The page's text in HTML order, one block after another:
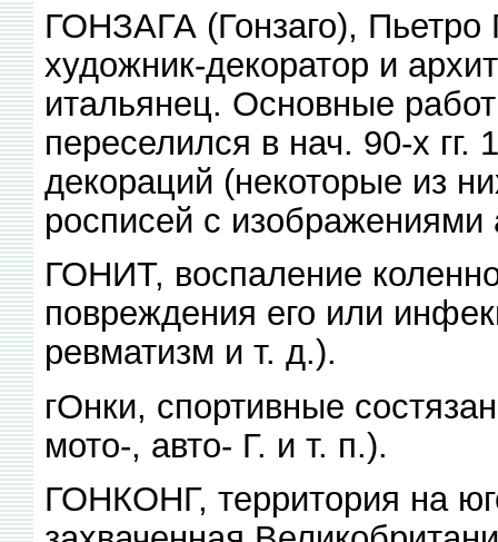
ГОНЗАГА (Гонзаго),
художник-декоратор и
итальянец. Основные
переселился в нач. 90-х гг.
декораций (некоторые из
росписей с изображениями
ГОНИТ, воспаление
повреждения его или
ревматизм и т. д.).
гОнки, спортивные
мото-, авто- Г. и т. п.).
ГОНКОНГ, территория на